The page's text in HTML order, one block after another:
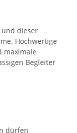
dieser
Hochwertige
maximale
Begleiter
dürfen